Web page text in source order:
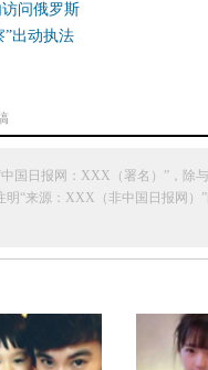
问俄罗斯
”出动执法
国日报网：XXX（署名）”，
明“来源：XXX（非中国日报网